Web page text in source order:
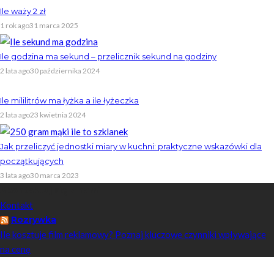
Ile waży 2 zł
1 rok ago31 marca 2025
Ile godzina ma sekund – przelicznik sekund na godziny
2 lata ago30 października 2024
Ile mililitrów ma łyżka a ile łyżeczka
2 lata ago23 kwietnia 2024
Jak przeliczyć jednostki miary w kuchni: praktyczne wskazówki dla
początkujących
3 lata ago30 marca 2023
Kontakt
Rozrywka
Ile kosztuje film reklamowy? Poznaj kluczowe czynniki wpływające
na cenę